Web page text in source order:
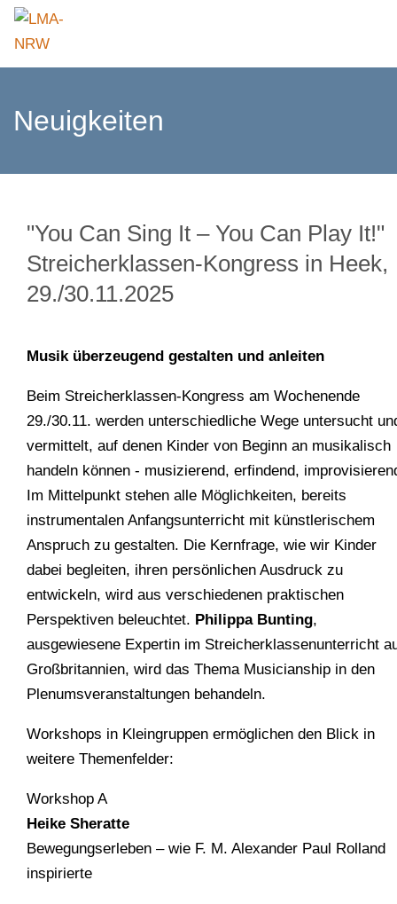
Neuigkeiten
"You Can Sing It – You Can Play It!"
Streicherklassen-Kongress in Heek,
29./30.11.2025
Musik überzeugend gestalten und anleiten
Beim Streicherklassen-Kongress am Wochenende
29./30.11. werden unterschiedliche Wege untersucht
vermittelt, auf denen Kinder von Beginn an musikalisch
handeln können - musizierend, erfindend,
Im Mittelpunkt stehen alle Möglichkeiten, bereits
instrumentalen Anfangsunterricht mit künstlerischem
Anspruch zu gestalten. Die Kernfrage, wie wir Kinder
dabei begleiten, ihren persönlichen Ausdruck zu
entwickeln, wird aus verschiedenen praktischen
Perspektiven beleuchtet. Philippa Bunting,
ausgewiesene Expertin im Streicherklassenunterricht
Großbritannien, wird das Thema Musicianship in den
Plenumsveranstaltungen behandeln.
Workshops in Kleingruppen ermöglichen den Blick in
weitere Themenfelder:
Workshop A
Heike Sheratte
Bewegungserleben – wie F. M. Alexander Paul Rolland
inspirierte